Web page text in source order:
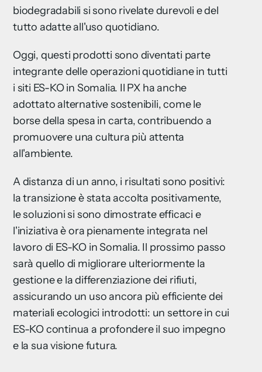
biodegradabili si sono rivelate durevoli e del
tutto adatte all'uso quotidiano.
Oggi, questi prodotti sono diventati parte
integrante delle operazioni quotidiane in tutti
i siti ES-KO in Somalia. Il PX ha anche
adottato alternative sostenibili, come le
borse della spesa in carta, contribuendo a
promuovere una cultura più attenta
all'ambiente.
A distanza di un anno, i risultati sono positivi:
la transizione è stata accolta positivamente,
le soluzioni si sono dimostrate efficaci e
l'iniziativa è ora pienamente integrata nel
lavoro di ES-KO in Somalia. Il prossimo passo
sarà quello di migliorare ulteriormente la
gestione e la differenziazione dei rifiuti,
assicurando un uso ancora più efficiente dei
materiali ecologici introdotti: un settore in cui
ES-KO continua a profondere il suo impegno
e la sua visione futura.